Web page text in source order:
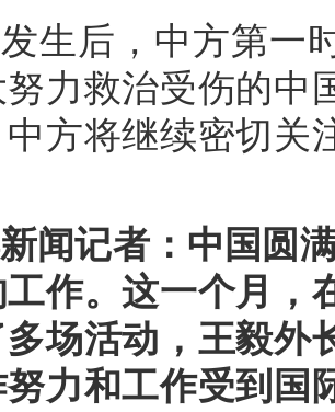
生后，中方第一
力救治受伤的中
方将继续密切关
闻记者：中国圆
作。这一个月，
场活动，王毅外
力和工作受到国